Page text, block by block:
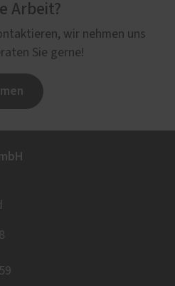
Arbeit?
wir nehmen uns
Sie gerne!